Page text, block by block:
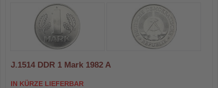
J.1514 DDR 1 Mark 1982 A
IN KÜRZE LIEFERBAR